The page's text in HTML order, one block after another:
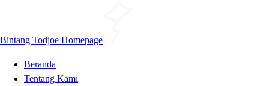
Bintang Todjoe Homepage
Beranda
Tentang Kami